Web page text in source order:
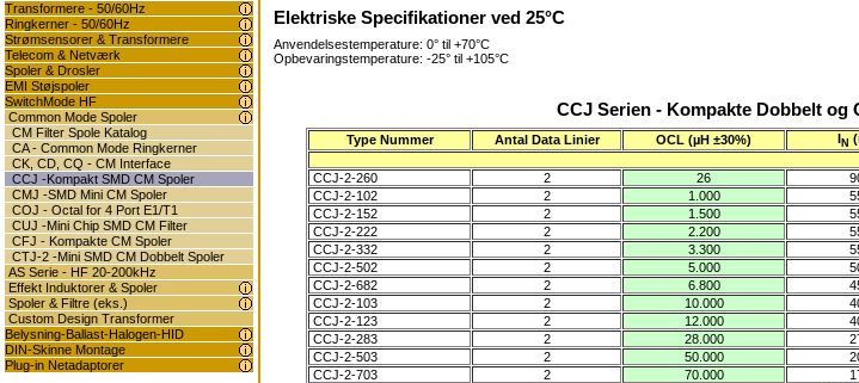
Transformere - 50/60Hz
Ringkerner - 50/60Hz
Strømsensorer & Transformere
Telecom & Netværk
Spoler & Drosler
EMI Støjspoler
SwitchMode HF
Common Mode Spoler
CM Filter Spole Katalog
CA - Common Mode Ringkerner
CK, CD, CQ - CM Interface
CCJ -Kompakt SMD CM Spoler
CMJ -SMD Mini CM Spoler
COJ - Octal for 4 Port E1/T1
CUJ -Mini Chip SMD CM Filter
CFJ - Kompakte CM Spoler
CTJ-2 -Mini SMD CM Dobbelt Spoler
AS Serie - HF 20-200kHz
Effekt Induktorer & Spoler
Spoler & Filtre (eks.)
Custom Design Transformer
Belysning-Ballast-Halogen-HID
DIN-Skinne Montage
Plug-in Netadaptorer
Elektriske Specifikationer ved 25°C
Anvendelsestemperature: 0° til +70°C
Opbevaringstemperature: -25° til +105°C
CCJ Serien - Kompakte Dobbelt
Type Nummer Antal Data Linier OCL (µH ±30%) IN
CCJ-2-260
2 26
CCJ-2-102
2 1.000
CCJ-2-152
2 1.500
CCJ-2-222
2 2.200
CCJ-2-332
2 3.300
CCJ-2-502
2 5.000
CCJ-2-682
2 6.800
CCJ-2-103
2 10.000
CCJ-2-123
2 12.000
CCJ-2-283
2 28.000
CCJ-2-503
2 50.000
CCJ-2-703
2 70.000